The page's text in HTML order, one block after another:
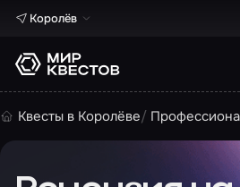
Королёв
Квесты в Королёве